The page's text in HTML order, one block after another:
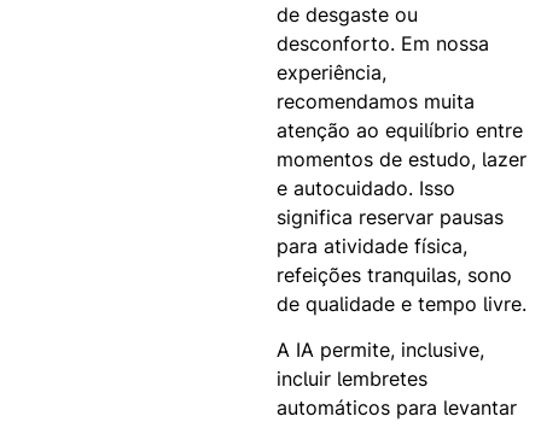
de desgaste ou
desconforto. Em nossa
experiência,
recomendamos muita
atenção ao equilíbrio entre
momentos de estudo, lazer
e autocuidado. Isso
significa reservar pausas
para atividade física,
refeições tranquilas, sono
de qualidade e tempo livre.
A IA permite, inclusive,
incluir lembretes
automáticos para levantar